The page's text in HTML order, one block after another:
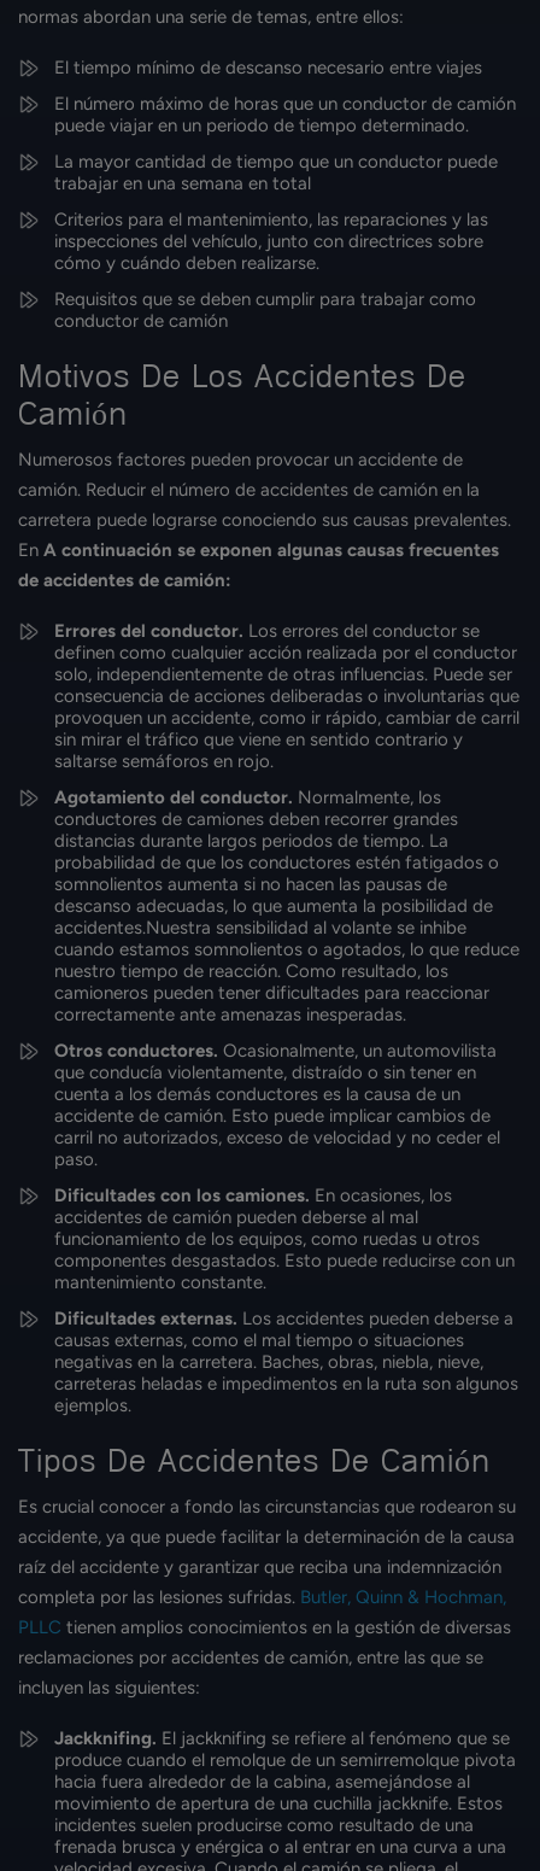
normas abordan una serie de temas, entre ellos:
El tiempo mínimo de descanso necesario entre viajes
El número máximo de horas que un conductor de camión
puede viajar en un periodo de tiempo determinado.
La mayor cantidad de tiempo que un conductor puede
trabajar en una semana en total
Criterios para el mantenimiento, las reparaciones y las
inspecciones del vehículo, junto con directrices sobre
cómo y cuándo deben realizarse.
Requisitos que se deben cumplir para trabajar como
conductor de camión
Motivos De Los Accidentes De
Camión
Numerosos factores pueden provocar un accidente de
camión. Reducir el número de accidentes de camión en la
carretera puede lograrse conociendo sus causas prevalentes.
En A continuación se exponen algunas causas frecuentes
de accidentes de camión:
Errores del conductor. Los errores del conductor se
definen como cualquier acción realizada por el conductor
solo, independientemente de otras influencias. Puede ser
consecuencia de acciones deliberadas o involuntarias que
provoquen un accidente, como ir rápido, cambiar de carril
sin mirar el tráfico que viene en sentido contrario y
saltarse semáforos en rojo.
Agotamiento del conductor. Normalmente, los
conductores de camiones deben recorrer grandes
distancias durante largos periodos de tiempo. La
probabilidad de que los conductores estén fatigados o
somnolientos aumenta si no hacen las pausas de
descanso adecuadas, lo que aumenta la posibilidad de
accidentes.Nuestra sensibilidad al volante se inhibe
cuando estamos somnolientos o agotados, lo que reduce
nuestro tiempo de reacción. Como resultado, los
camioneros pueden tener dificultades para reaccionar
correctamente ante amenazas inesperadas.
Otros conductores. Ocasionalmente, un automovilista
que conducía violentamente, distraído o sin tener en
cuenta a los demás conductores es la causa de un
accidente de camión. Esto puede implicar cambios de
carril no autorizados, exceso de velocidad y no ceder el
paso.
Dificultades con los camiones. En ocasiones, los
accidentes de camión pueden deberse al mal
funcionamiento de los equipos, como ruedas u otros
componentes desgastados. Esto puede reducirse con un
mantenimiento constante.
Dificultades externas. Los accidentes pueden deberse a
causas externas, como el mal tiempo o situaciones
negativas en la carretera. Baches, obras, niebla, nieve,
carreteras heladas e impedimentos en la ruta son algunos
ejemplos.
Tipos De Accidentes De Camión
Es crucial conocer a fondo las circunstancias que rodearon su
accidente, ya que puede facilitar la determinación de la causa
raíz del accidente y garantizar que reciba una indemnización
completa por las lesiones sufridas. Butler, Quinn & Hochman,
PLLC tienen amplios conocimientos en la gestión de diversas
reclamaciones por accidentes de camión, entre las que se
incluyen las siguientes:
Jackknifing. El jackknifing se refiere al fenómeno que se
produce cuando el remolque de un semirremolque pivota
hacia fuera alrededor de la cabina, asemejándose al
movimiento de apertura de una cuchilla jackknife. Estos
incidentes suelen producirse como resultado de una
frenada brusca y enérgica o al entrar en una curva a una